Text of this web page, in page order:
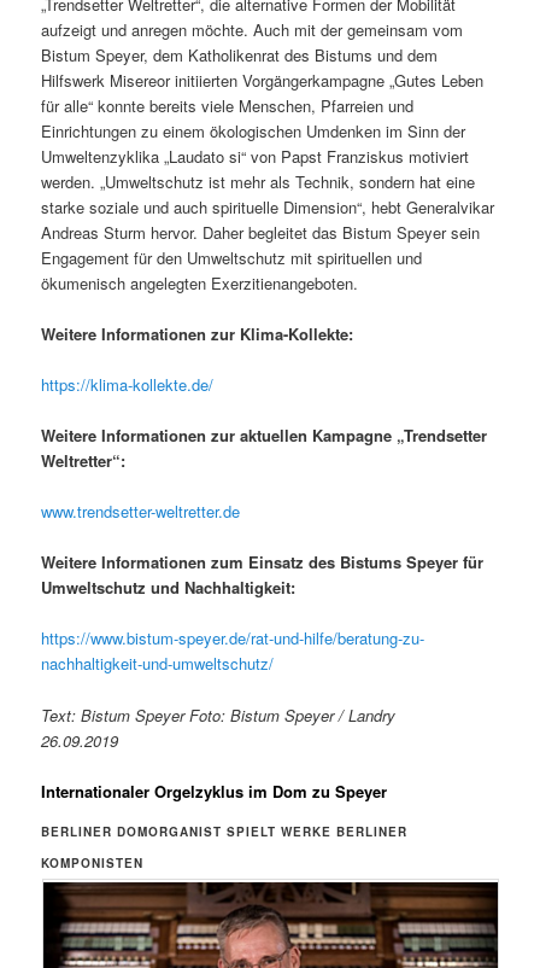
aufzeigt und anregen möchte. Auch mit der gemeinsam vom
Bistum Speyer, dem Katholikenrat des Bistums und dem
Hilfswerk Misereor initiierten Vorgängerkampagne „Gutes Leben
für alle“ konnte bereits viele Menschen, Pfarreien und
Einrichtungen zu einem ökologischen Umdenken im Sinn der
Umweltenzyklika „Laudato si“ von Papst Franziskus motiviert
werden. „Umweltschutz ist mehr als Technik, sondern hat eine
starke soziale und auch spirituelle Dimension“, hebt Generalvikar
Andreas Sturm hervor. Daher begleitet das Bistum Speyer sein
Engagement für den Umweltschutz mit spirituellen und
ökumenisch angelegten Exerzitienangeboten.
Weitere Informationen zur Klima-Kollekte:
https://klima-kollekte.de/
Weitere Informationen zur aktuellen Kampagne „Trendsetter
Weltretter“:
www.trendsetter-weltretter.de
Weitere Informationen zum Einsatz des Bistums Speyer für
Umweltschutz und Nachhaltigkeit:
https://www.bistum-speyer.de/rat-und-hilfe/beratung-zu-
nachhaltigkeit-und-umweltschutz/
Text: Bistum Speyer Foto: Bistum Speyer / Landry
26.09.2019
Internationaler Orgelzyklus im Dom zu Speyer
BERLINER DOMORGANIST SPIELT WERKE BERLINER
KOMPONISTEN